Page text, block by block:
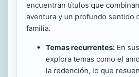
encuentran títulos que
aventura y un profundo sentido
familia.
Temas recurrentes: En
explora temas como el
la redención, lo que